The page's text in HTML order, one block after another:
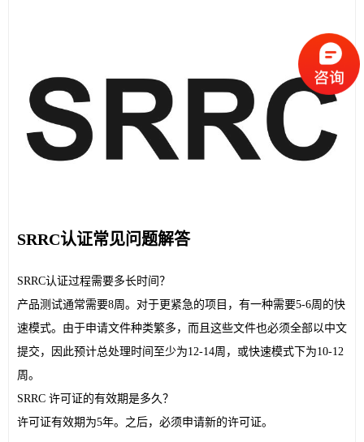
SRRC认证常见问题解答
SRRC认证过程需要多长时间？
产品测试通常需要8周。对于更紧急的项目，有一种需要5-6周的快
速模式。由于申请文件种类繁多，而且这些文件也必须全部以中文
提交，因此预计总处理时间至少为12-14周，或快速模式下为10-12
周。
SRRC 许可证的有效期是多久？
许可证有效期为5年。之后，必须申请新的许可证。